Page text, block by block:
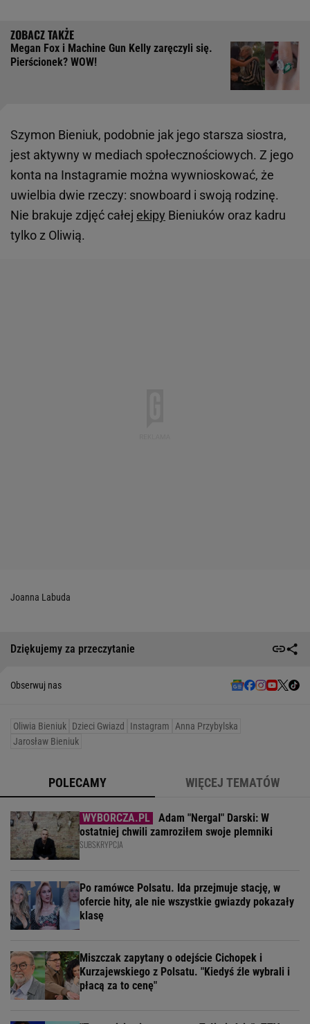
Megan Fox i Machine Gun Kelly zaręczyli się.
Pierścionek? WOW!
Szymon Bieniuk, podobnie jak jego starsza siostra,
jest aktywny w mediach społecznościowych. Z jego
konta na Instagramie można wywnioskować, że
uwielbia dwie rzeczy: snowboard i swoją rodzinę.
Nie brakuje zdjęć całej ekipy Bieniuków oraz kadru
tylko z Oliwią.
Joanna Labuda
Dziękujemy za przeczytanie
Obserwuj nas
Oliwia Bieniuk Dzieci Gwiazd Instagram
Anna Przybylska
Jarosław Bieniuk
POLECAMY WIĘCEJ TEMATÓW
Adam "Nergal" Darski: W
ostatniej chwili zamroziłem swoje plemniki
SUBSKRYPCJA
Po ramówce Polsatu. Ida przejmuje stację, w
ofercie hity, ale nie wszystkie gwiazdy pokazały
klasę
Miszczak zapytany o odejście Cichopek i
Kurzajewskiego z Polsatu. "Kiedyś źle wybrali i
płacą za to cenę"